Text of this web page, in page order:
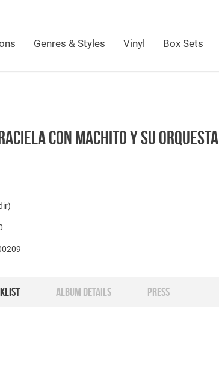
Genres & Styles Vinyl Box Sets
CON MACHITO Y SU ORQUESTA
ALBUM DETAILS PRESS